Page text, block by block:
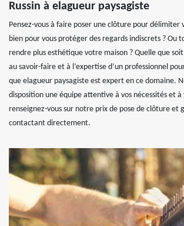
Russin à elagueur paysagiste
Pensez-vous à faire poser une clôture pour délimiter
bien pour vous protéger des regards indiscrets ? Ou
rendre plus esthétique votre maison ? Quelle que
au savoir-faire et à l’expertise d’un professionnel
que elagueur paysagiste est expert en ce domaine.
disposition une équipe attentive à vos nécessités et
renseignez-vous sur notre prix de pose de clôture et
contactant directement.